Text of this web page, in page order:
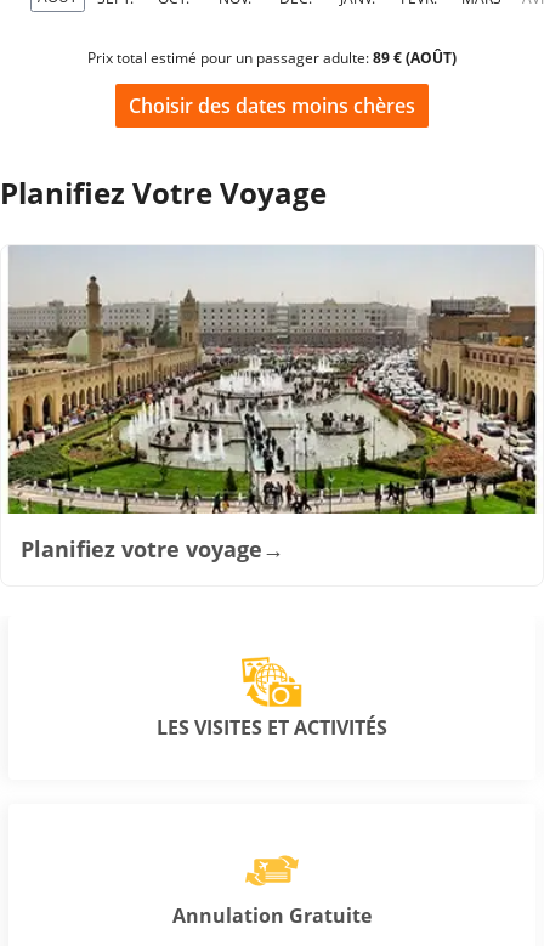
Prix total estimé pour un passager adulte:89 € (AOÛT)
Choisir des dates moins chères
Planifiez Votre Voyage
Planifiez votre voyage→
LES VISITES ET ACTIVITÉS
Annulation Gratuite